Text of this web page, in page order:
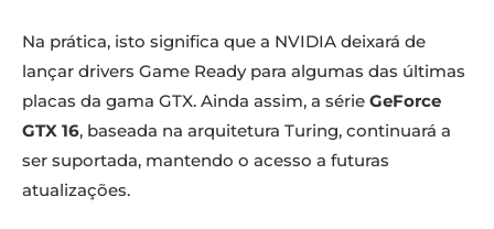
Na prática, isto significa que a NVIDIA deixará de
lançar drivers Game Ready para algumas das últimas
placas da gama GTX. Ainda assim, a série GeForce
GTX 16, baseada na arquitetura Turing, continuará a
ser suportada, mantendo o acesso a futuras
atualizações.